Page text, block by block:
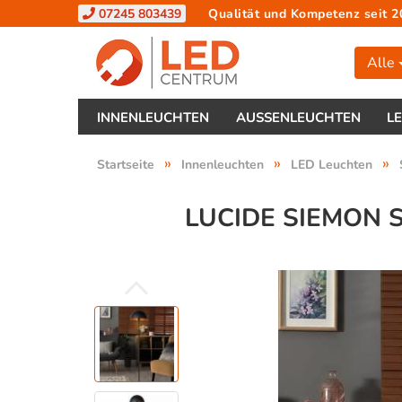
07245 803439 Qualität und Kompetenz seit
Alle
INNENLEUCHTEN AUSSENLEUCHTEN
Startseite » Innenleuchten » LED Leuchten »
LUCIDE SIEMON